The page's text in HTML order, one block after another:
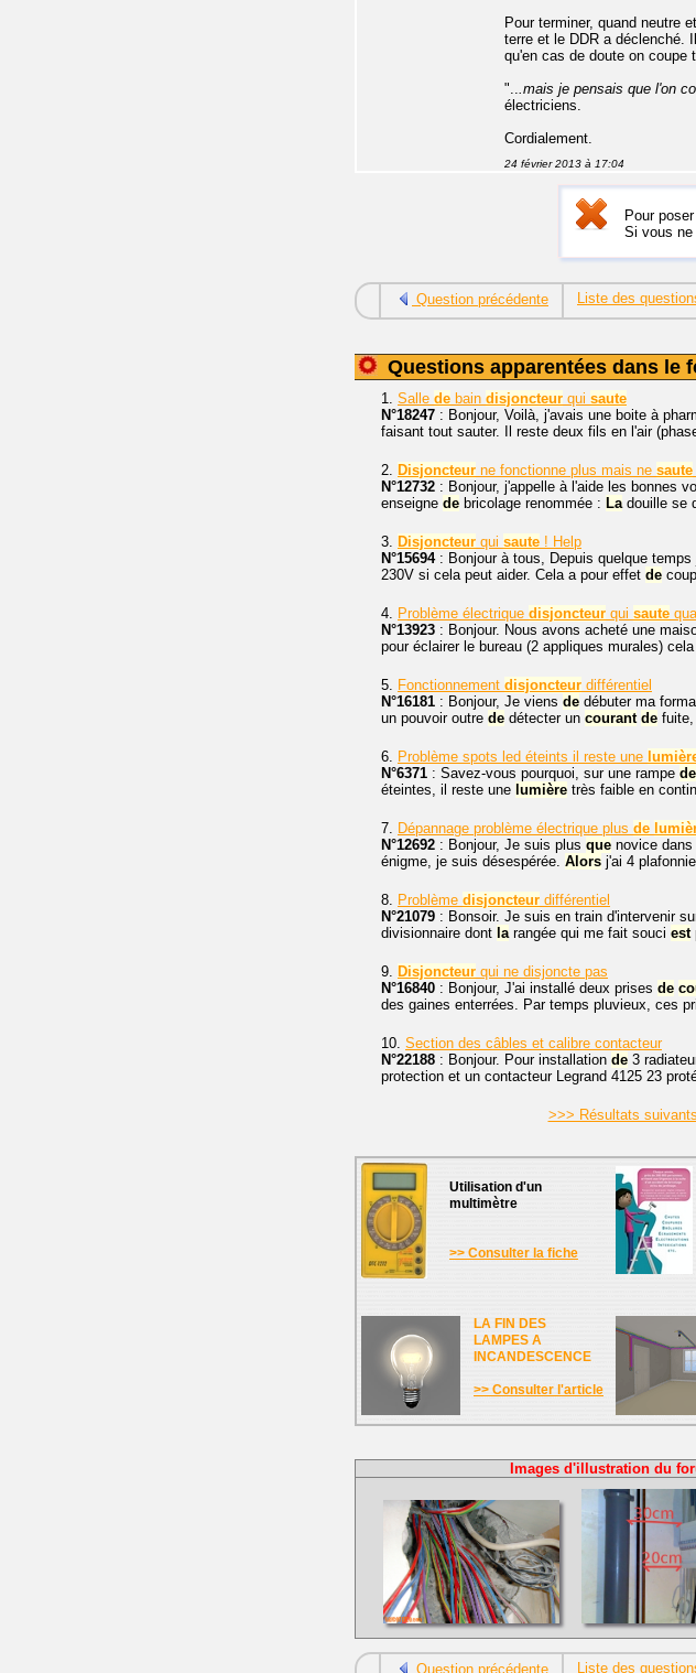
Pour terminer, quand neutre
terre et le DDR a déclenché.
qu'en cas de doute on coupe
"...mais je pensais que l'on
électriciens.
Cordialement.
24 février 2013 à 17:04
Pour
Si vous ne
Question précédente Liste des
Questions apparentées dans le
1. Salle de bain disjoncteur qui saute
N°18247 : Bonjour, Voilà, j'avais une boite à
faisant tout sauter. Il reste deux fils en l'air
2. Disjoncteur ne fonctionne plus mais ne saute
N°12732 : Bonjour, j'appelle à l'aide les bonnes
enseigne de bricolage renommée : Ladouille se
3. Disjoncteur qui saute ! Help
N°15694: Bonjour à tous, Depuis quelque temps
230V si cela peut aider. Cela a pour effet de
4. Problème électrique disjoncteur qui saute
N°13923 : Bonjour. Nous avons acheté une
pour éclairer le bureau (2 appliques murales)
5. Fonctionnement disjoncteur différentiel
N°16181 : Bonjour, Je viens de débuter ma
un pouvoir outre de détecter un courant de fuite,
6. Problème spots led éteints il reste une
N°6371 : Savez-vous pourquoi, sur une rampe de
éteintes, il reste une lumière très faible en
7. Dépannage problème électrique plus de
N°12692 : Bonjour, Je suis plus que novice dans
énigme, je suis désespérée. Alors j'ai 4
8. Problème disjoncteur différentiel
N°21079 : Bonsoir. Je suis en train d'intervenir
divisionnaire dont larangée qui me fait souci est
9. Disjoncteur qui ne disjoncte pas
N°16840 : Bonjour, J'ai installé deux prises de
des gaines enterrées. Par temps pluvieux, ces
10. Section des câbles et calibre contacteur
N°22188 : Bonjour. Pour installation de 3
protection et un contacteur Legrand 4125 23
>>> Résultats
Utilisation d'un
multimètre
>> Consulter la fiche
LA FIN DES
LAMPES A
INCANDESCENCE
>> Consulter l'article
Images d'illustration du
Question précédente Liste des